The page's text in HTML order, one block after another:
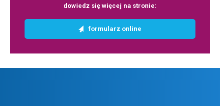
dowiedz się więcej na stronie:
przejdź
formularz online